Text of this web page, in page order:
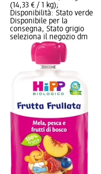
(14,33 € / 1 kg);
Disponibilità: Stato verde
Disponibile per la
consegna, Stato grigio
seleziona il negozio dm